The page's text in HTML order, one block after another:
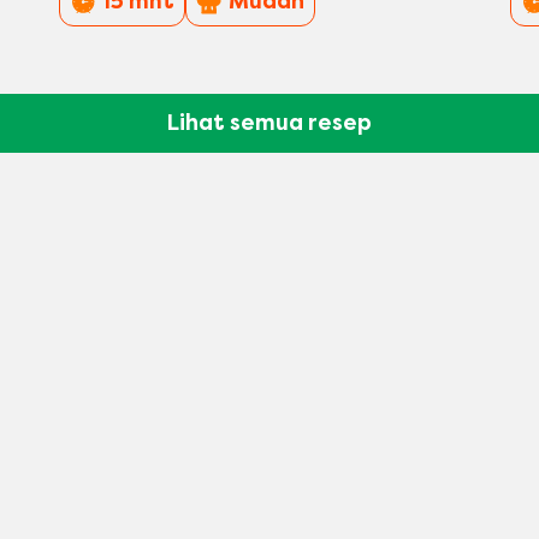
Lihat semua resep